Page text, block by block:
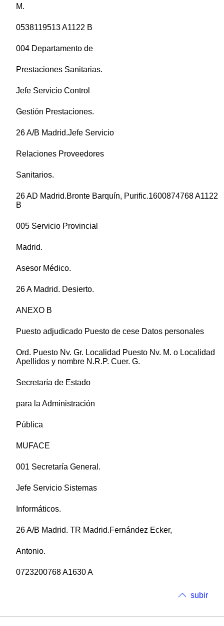
M.
0538119513 A1122 B
004 Departamento de
Prestaciones Sanitarias.
Jefe Servicio Control
Gestión Prestaciones.
26 A/B Madrid.Jefe Servicio
Relaciones Proveedores
Sanitarios.
26 AD Madrid.Bronte Barquín, Purific.1600874768 A1122
B
005 Servicio Provincial
Madrid.
Asesor Médico.
26 A Madrid. Desierto.
ANEXO B
Puesto adjudicado Puesto de cese Datos personales
Ord. Puesto Nv. Gr. Localidad Puesto Nv. M. o Localidad
Apellidos y nombre N.R.P. Cuer. G.
Secretaría de Estado
para la Administración
Pública
MUFACE
001 Secretaría General.
Jefe Servicio Sistemas
Informáticos.
26 A/B Madrid. TR Madrid.Fernández Ecker,
Antonio.
0723200768 A1630 A
subir